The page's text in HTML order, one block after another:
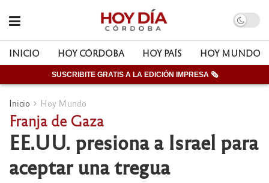
INICIO HOY CÓRDOBA HOY PAÍS HOY MUNDO
SUSCRIBITE GRATIS A LA EDICIÓN IMPRESA 🗞
Inicio Hoy Mundo
Franja de Gaza
EE.UU. presiona a Israel para
aceptar una tregua